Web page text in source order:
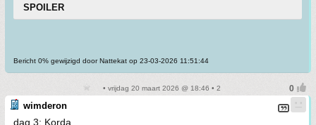
SPOILER
Bericht 0% gewijzigd door Nattekat op 23-03-2026 11:51:44
• vrijdag 20 maart 2026 @ 18:46 • 2
wimderon
dag 3: Korda